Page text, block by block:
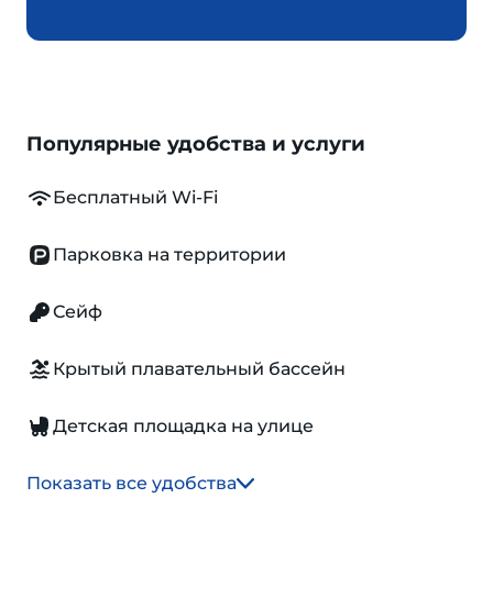
Популярные удобства и услуги
Бесплатный Wi-Fi
Парковка на территории
Сейф
Крытый плавательный бассейн
Детская площадка на улице
Показать все удобства